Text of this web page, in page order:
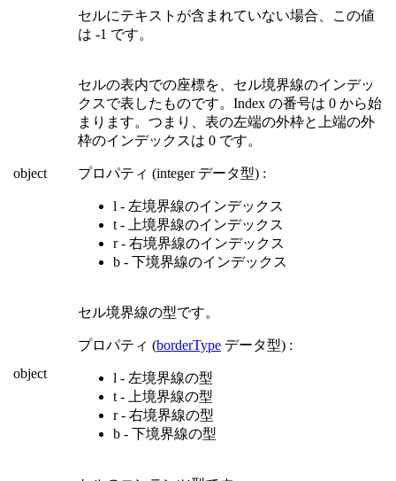
セルにテキストが含まれていない場合、この値
は -1 です。
object
セルの表内での座標を、セル境界線のインデッ
クスで表したものです。Index の番号は 0 から始
まります。つまり、表の左端の外枠と上端の外
枠のインデックスは 0 です。
プロパティ (integer データ型) :
l - 左境界線のインデックス
t - 上境界線のインデックス
r - 右境界線のインデックス
b - 下境界線のインデックス
object
セル境界線の型です。
プロパティ (borderType データ型) :
l - 左境界線の型
t - 上境界線の型
r - 右境界線の型
b - 下境界線の型